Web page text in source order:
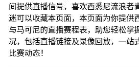
间提供直播信号，喜欢西悉尼流浪者
迷可以收藏本页面，本页面为你提供
与马可尼的直播赛程表，助您轻松掌
况，包括直播链接及录像回放，一站
比赛动态！